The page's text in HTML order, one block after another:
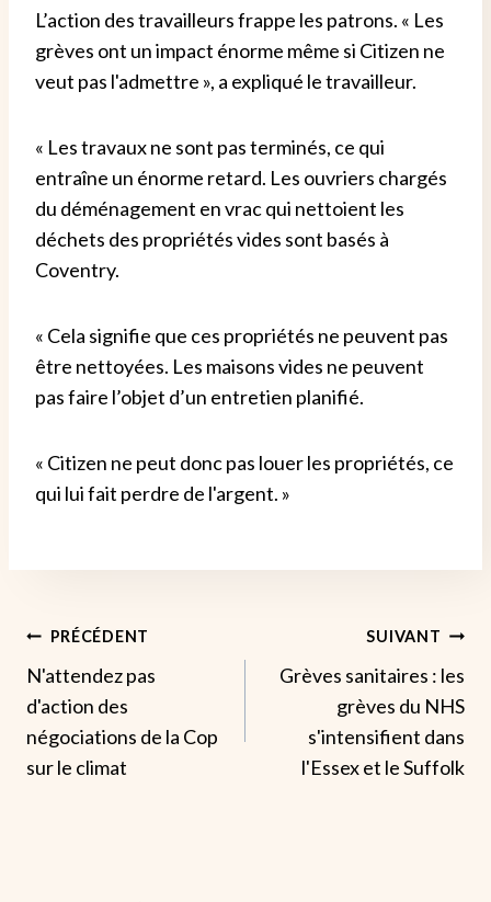
L’action des travailleurs frappe les patrons. « Les
grèves ont un impact énorme même si Citizen ne
veut pas l'admettre », a expliqué le travailleur.
« Les travaux ne sont pas terminés, ce qui
entraîne un énorme retard. Les ouvriers chargés
du déménagement en vrac qui nettoient les
déchets des propriétés vides sont basés à
Coventry.
« Cela signifie que ces propriétés ne peuvent pas
être nettoyées. Les maisons vides ne peuvent
pas faire l’objet d’un entretien planifié.
« Citizen ne peut donc pas louer les propriétés, ce
qui lui fait perdre de l'argent. »
Navigation
De
L’article
PRÉCÉDENT
N'attendez pas
d'action des
négociations de la Cop
sur le climat
SUIVANT
Grèves sanitaires : les
grèves du NHS
s'intensifient dans
l'Essex et le Suffolk